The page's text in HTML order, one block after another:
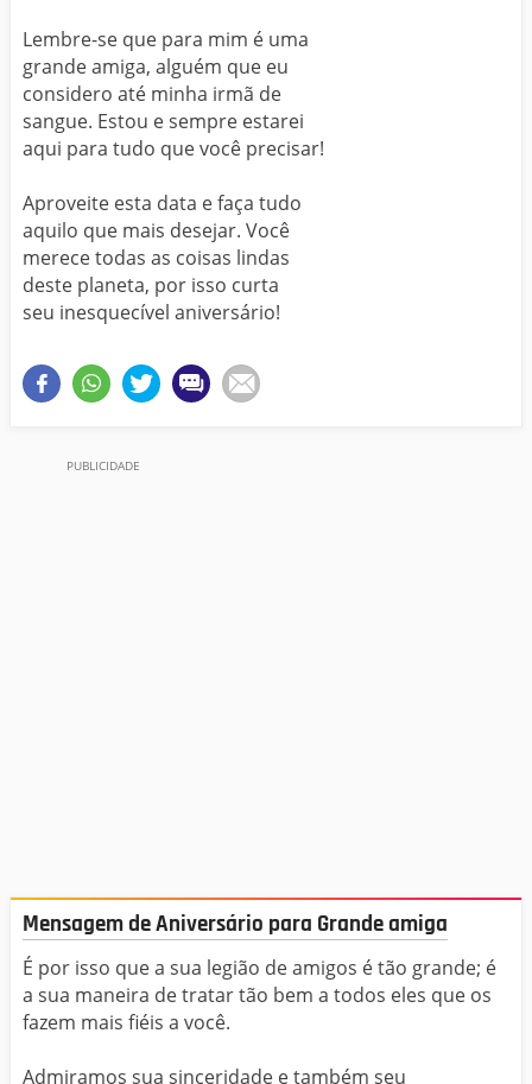
Lembre-se que para mim é uma
grande amiga, alguém que eu
considero até minha irmã de
sangue. Estou e sempre estarei
aqui para tudo que você precisar!
Aproveite esta data e faça tudo
aquilo que mais desejar. Você
merece todas as coisas lindas
deste planeta, por isso curta
seu inesquecível aniversário!
Mensagem de Aniversário para Grande amiga
É por isso que a sua legião de amigos é tão grande; é
a sua maneira de tratar tão bem a todos eles que os
fazem mais fiéis a você.
Admiramos sua sinceridade e também seu